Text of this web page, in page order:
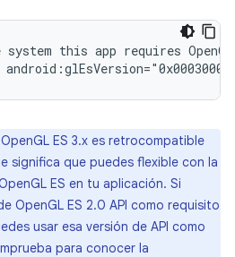
system this app requires OpenGL
OpenGL ES 3.x es retrocompatible
significa que puedes flexible con la
ES en tu aplicación. Si
OpenGL ES 2.0 API como requisito
usar esa versión de API como
para conocer la